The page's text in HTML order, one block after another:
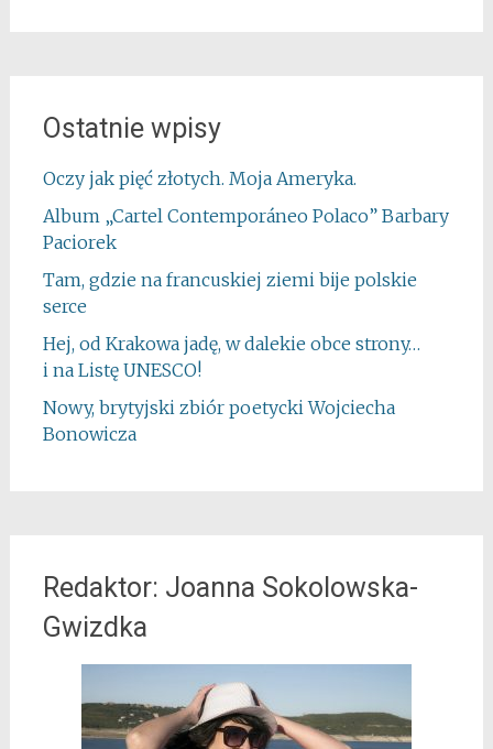
Ostatnie wpisy
Oczy jak pięć złotych. Moja Ameryka.
Album „Cartel Contemporáneo Polaco” Barbary
Paciorek
Tam, gdzie na francuskiej ziemi bije polskie
serce
Hej, od Krakowa jadę, w dalekie obce strony…
i na Listę UNESCO!
Nowy, brytyjski zbiór poetycki Wojciecha
Bonowicza
Redaktor: Joanna Sokolowska-
Gwizdka